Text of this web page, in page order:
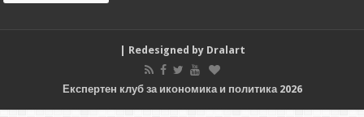
| Redesigned by Dralart
Експертен клуб за икономика и политика 2026